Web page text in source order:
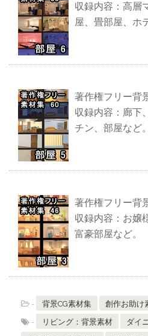
収録内容：高層
屋、畳部屋、ホ
著作権フリー背
収録内容：廊下
チン、部屋など。
著作権フリー背
収録内容：お嬢
富豪部屋など。
- 背景CG素材集
創作お助け
-
リビング：背景素材
ダイ